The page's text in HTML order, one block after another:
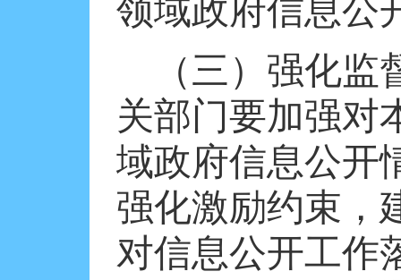
领域政府信息公
（三）强化
关部门要加强对
域政府信息公开
强化激励约束，
对信息公开工作